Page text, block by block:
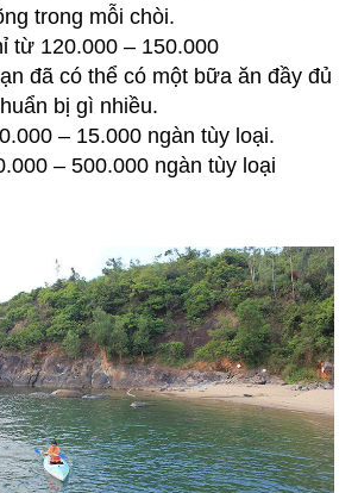
trong mỗi chòi.
120.000 – 150.000
đã có thể có một bữa ăn đầy đủ
bị gì nhiều.
– 15.000 ngàn tùy loại.
– 500.000 ngàn tùy loại